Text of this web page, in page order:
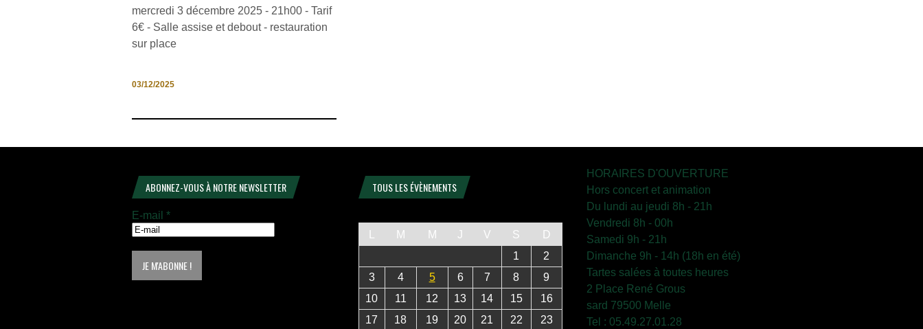
mercredi 3 décembre 2025 - 21h00 - Tarif
6€ - Salle assise et debout - restauration
sur place
03/12/2025
ABONNEZ-VOUS À NOTRE NEWSLETTER
E-mail *
TOUS LES ÉVÈNEMENTS
M M J V S
D
1
2
3
4 5 6 7 8
9
10
11 12 13 14 15
16
17
18 19 20 21 22 23
HORAIRES D'OUVERTURE
Hors concert et animation
Du lundi au jeudi 8h - 21h
Vendredi 8h - 00h
Samedi 9h - 21h
Dimanche 9h - 14h (18h en été)
Tartes salées à toutes heures
2 Place René Grous
sard 79500 Melle
Tel : 05.49.27.01.28